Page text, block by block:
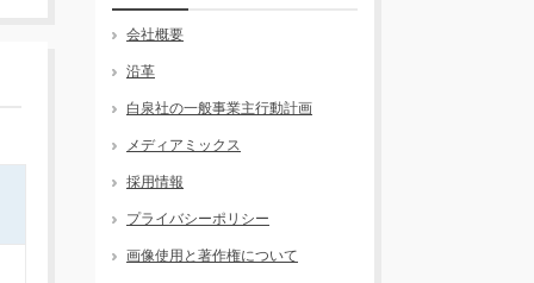
会社概要
沿革
白泉社の一般事業主行動計画
メディアミックス
採用情報
プライバシーポリシー
画像使用と著作権について